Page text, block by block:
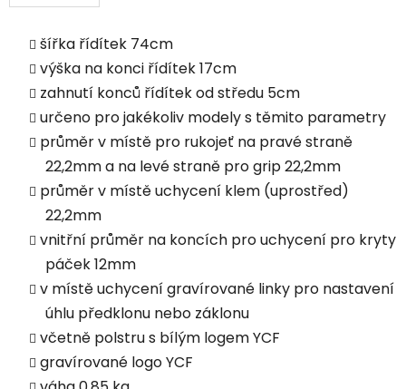
šířka řídítek 74cm
výška na konci řídítek 17cm
zahnutí konců řídítek od středu 5cm
určeno pro jakékoliv modely s těmito parametry
průměr v místě pro rukojeť na pravé straně
22,2mm a na levé straně pro grip 22,2mm
průměr v místě uchycení klem (uprostřed)
22,2mm
vnitřní průměr na koncích pro uchycení pro kryty
páček 12mm
v místě uchycení gravírované linky pro nastavení
úhlu předklonu nebo záklonu
včetně polstru s bílým logem YCF
gravírované logo YCF